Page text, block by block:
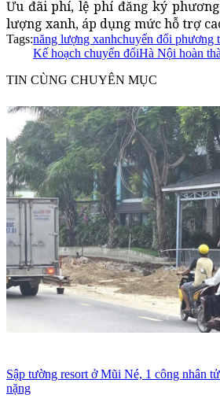
Ưu đãi phí, lệ phí đăng ký
lượng xanh, áp dụng mức hỗ trợ
Tags:năng lượng xanhchuyển đổi phương
Kế hoạch chuyển đổiHà Nội hoàn
TIN CÙNG CHUYÊN MỤC
Sập tường resort ở Mũi Né, 1 công nhân
nặng